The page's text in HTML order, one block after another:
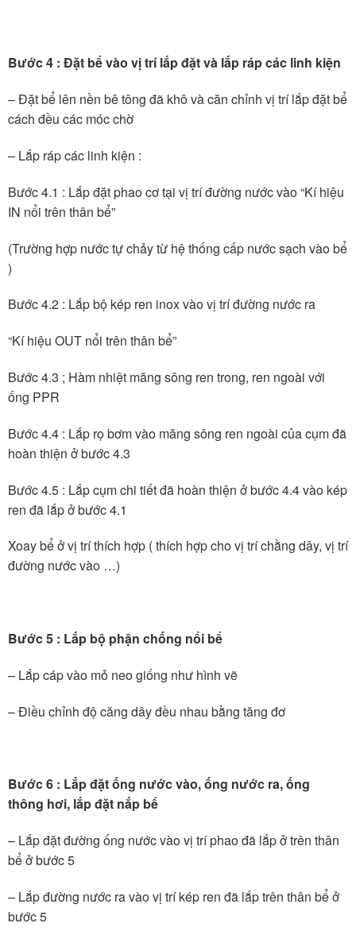
Bước 4 : Đặt bể vào vị trí lắp đặt và lắp ráp các linh kiện
– Đặt bể lên nền bê tông đã khô và căn chỉnh vị trí lắp đặt bể
cách đều các móc chờ
– Lắp ráp các linh kiện :
Bước 4.1 : Lắp đặt phao cơ tại vị trí đường nước vào “Kí hiệu
IN nổi trên thân bể”
(Trường hợp nước tự chảy từ hệ thống cấp nước sạch vào bể
)
Bước 4.2 : Lắp bộ kép ren inox vào vị trí đường nước ra
“Kí hiệu OUT nổi trên thân bể”
Bước 4.3 ; Hàm nhiệt măng sông ren trong, ren ngoài với
ống PPR
Bước 4.4 : Lắp rọ bơm vào măng sông ren ngoài của cụm đã
hoàn thiện ở bước 4.3
Bước 4.5 : Lắp cụm chi tiết đã hoàn thiện ở bước 4.4 vào kép
ren đã lắp ở bước 4.1
Xoay bể ở vị trí thích hợp ( thích hợp cho vị trí chằng dây, vị trí
đường nước vào …)
Bước 5 : Lắp bộ phận chống nổi bể
– Lắp cáp vào mỏ neo giống như hình vẽ
– Điều chỉnh độ căng dây đều nhau bằng tăng đơ
Bước 6 : Lắp đặt ống nước vào, ống nước ra, ống
thông hơi, lắp đặt nắp bể
– Lắp đặt đường ống nước vào vị trí phao đã lắp ở trên thân
bể ở bước 5
– Lắp đường nước ra vào vị trí kép ren đã lắp trên thân bể ở
bước 5